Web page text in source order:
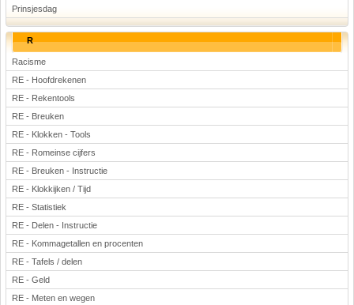
Prinsjesdag
R
Racisme
RE - Hoofdrekenen
RE - Rekentools
RE - Breuken
RE - Klokken - Tools
RE - Romeinse cijfers
RE - Breuken - Instructie
RE - Klokkijken / Tijd
RE - Statistiek
RE - Delen - Instructie
RE - Kommagetallen en procenten
RE - Tafels / delen
RE - Geld
RE - Meten en wegen